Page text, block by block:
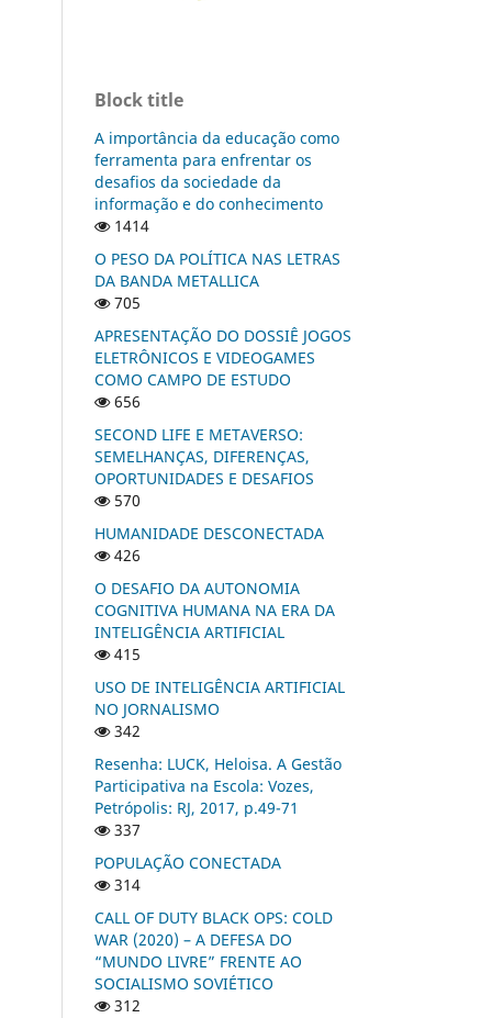
Block title
A importância da educação como
ferramenta para enfrentar os
desafios da sociedade da
informação e do conhecimento
1414
O PESO DA POLÍTICA NAS LETRAS
DA BANDA METALLICA
705
APRESENTAÇÃO DO DOSSIÊ JOGOS
ELETRÔNICOS E VIDEOGAMES
COMO CAMPO DE ESTUDO
656
SECOND LIFE E METAVERSO:
SEMELHANÇAS, DIFERENÇAS,
OPORTUNIDADES E DESAFIOS
570
HUMANIDADE DESCONECTADA
426
O DESAFIO DA AUTONOMIA
COGNITIVA HUMANA NA ERA DA
INTELIGÊNCIA ARTIFICIAL
415
USO DE INTELIGÊNCIA ARTIFICIAL
NO JORNALISMO
342
Resenha: LUCK, Heloisa. A Gestão
Participativa na Escola: Vozes,
Petrópolis: RJ, 2017, p.49-71
337
POPULAÇÃO CONECTADA
314
CALL OF DUTY BLACK OPS: COLD
WAR (2020) – A DEFESA DO
“MUNDO LIVRE” FRENTE AO
SOCIALISMO SOVIÉTICO
312